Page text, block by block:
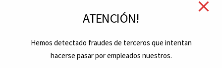
ATENCIÓN!
Hemos detectado fraudes de terceros que intentan
hacerse pasar por empleados nuestros.